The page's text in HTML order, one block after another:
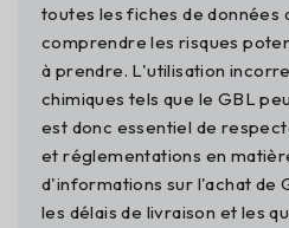
toutes les fiches de données
comprendre les risques
à prendre. L'utilisation
chimiques tels que le GBL
est donc essentiel de
et réglementations en
d'informations sur l'achat de
les délais de livraison et les